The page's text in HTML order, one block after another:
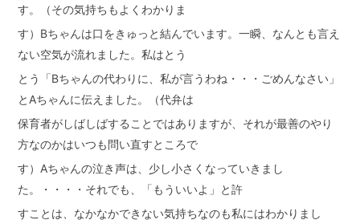
す。（その気持ちもよくわかりま
す）Bちゃんは口をきゅっと結んでいます。一瞬、なんとも言え
ない空気が流れました。私はとう
とう「Bちゃんの代わりに、私が言うわね・・・ごめんなさい」
とAちゃんに伝えました。（代弁は
保育者がしばしばすることではありますが、それが最善のやり
方なのかはいつも問い直すところで
す）Aちゃんの泣き声は、少し小さくなっていきまし
た。・・・・それでも、「もういいよ」と許
すことは、なかなかできない気持ちなのも私にはわかりまし